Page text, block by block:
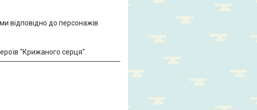
відповідно до персонажів
"Крижаного серця".